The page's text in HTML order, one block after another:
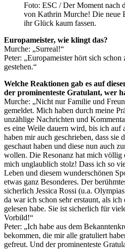
Foto: ESC / Der Moment nach
von Kathrin Murche! Die neue
ihr Glück kaum fassen.
Europameister, wie klingt das?
Murche: „Surreal!“
Peter: „Europameister hört sich
gestehen.“
Welche Reaktionen gab es auf
der prominenteste Gratulant, wer
Murche: „Nicht nur Familie und
gemeldet. Mich haben durch meine
unzählige Nachrichten und
es eine Weile dauern wird, bis ich auf
haben mir auch geschrieben, dass sie
geschaut haben und diese nun auch
wollen. Die Resonanz hat mich völlig
mich unglaublich stolz! Dass ich so
Leben und diesem wunderschönen
etwas ganz Besonderes. Der
sicherlich Jessica Rossi (u.a.
da war ich schon sehr erstaunt, als
gelesen habe. Sie ist sicherlich für
Vorbild!“
Peter: „Ich habe aus dem
bekommen, die mir alle gratuliert
gefreut. Und der prominenteste